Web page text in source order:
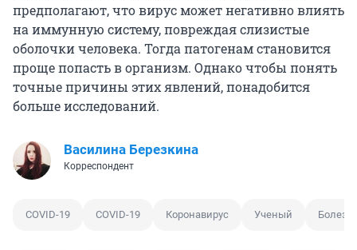
предполагают, что вирус может негативно влиять
на иммунную систему, повреждая слизистые
оболочки человека. Тогда патогенам становится
проще попасть в организм. Однако чтобы понять
точные причины этих явлений, понадобится
больше исследований.
Василина Березкина
Корреспондент
COVID-19 COVID-19 Коронавирус Ученый